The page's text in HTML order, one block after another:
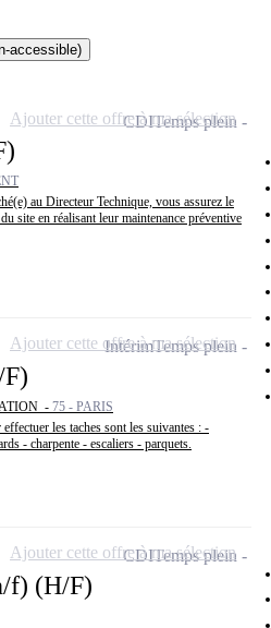
accessible)
au Directeur Technique, vous assurez le
site en réalisant leur maintenance préventive
CDITemps plein
Ajouter cette offre à ma sélection
- 75 - PARIS
les taches sont les suivantes : -
- charpente - escaliers - parquets.
IntérimTemps plein
Ajouter cette offre à ma sélection
f) (H/F)
CDITemps plein
Ajouter cette offre à ma sélection